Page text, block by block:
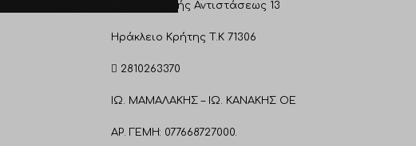
Λεωφ. Εθνικής Αντιστάσεως 13
Ηράκλειο Κρήτης T.K 71306
2810263370
ΙΩ. ΜΑΜΑΛΑΚΗΣ – ΙΩ. ΚΑΝΑΚΗΣ ΟΕ
ΑΡ. ΓΕΜΗ: 077668727000.